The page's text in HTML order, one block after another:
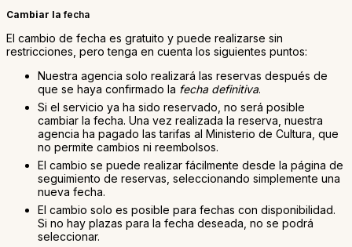
Cambiar lafecha
El cambio de fecha es gratuito y puede realizarse sin
restricciones, pero tenga en cuenta los siguientes puntos:
Nuestra agencia solo realizará las reservas después de
que se haya confirmado la fecha definitiva.
Si el servicio ya ha sido reservado, no será posible
cambiar la fecha. Una vez realizada la reserva, nuestra
agencia ha pagado las tarifas al Ministerio de Cultura, que
no permite cambios ni reembolsos.
El cambio se puede realizar fácilmente desde la página de
seguimiento de reservas, seleccionando simplemente una
nueva fecha.
El cambio solo es posible para fechas con disponibilidad.
Si no hay plazas para la fecha deseada, no se podrá
seleccionar.